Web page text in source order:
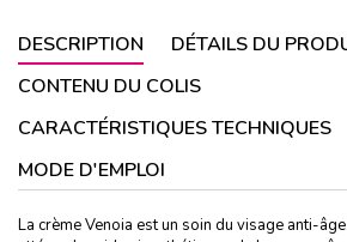
DESCRIPTION DÉTAILS DU
CONTENU DU COLIS
CARACTÉRISTIQUES TECHNIQUES
MODE D'EMPLOI
La crème Venoia est un soin du visage anti-